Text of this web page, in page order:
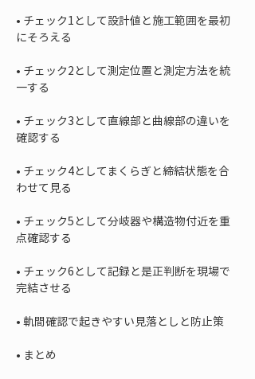
• チェック1として設計値と施工範囲を最初
• チェック2として測定位置と測定方法を統
• チェック3として直線部と曲線部の違いを
• チェック4としてまくらぎと締結状態を合
• チェック5として分岐器や構造物付近を重
• チェック6として記録と是正判断を現場で
•
• まとめ